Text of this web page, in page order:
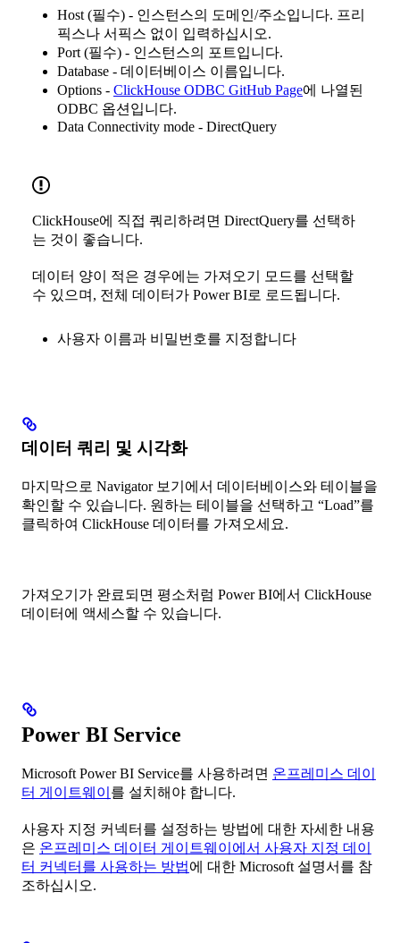
Host (필수) - 인스턴스의 도메인/주소입니다. 프리
픽스나 서픽스 없이 입력하십시오.
Port (필수) - 인스턴스의 포트입니다.
Database - 데이터베이스 이름입니다.
Options - ClickHouse ODBC GitHub Page에 나열된
ODBC 옵션입니다.
Data Connectivity mode - DirectQuery
ClickHouse에 직접 쿼리하려면 DirectQuery를 선택하
는 것이 좋습니다.
데이터 양이 적은 경우에는 가져오기 모드를 선택할
수 있으며, 전체 데이터가 Power BI로 로드됩니다.
사용자 이름과 비밀번호를 지정합니다
데이터 쿼리 및 시각화
마지막으로 Navigator 보기에서 데이터베이스와 테이블을
확인할 수 있습니다. 원하는 테이블을 선택하고 “Load”를
클릭하여 ClickHouse 데이터를 가져오세요.
가져오기가 완료되면 평소처럼 Power BI에서 ClickHouse
데이터에 액세스할 수 있습니다.
Power BI Service
Microsoft Power BI Service를 사용하려면 온프레미스 데이
터 게이트웨이 를 설치해야 합니다.
사용자 지정 커넥터를 설정하는 방법에 대한 자세한 내용
은 온프레미스 데이터 게이트웨이에서 사용자 지정 데이
터 커넥터를 사용하는 방법에 대한 Microsoft 설명서를 참
조하십시오.